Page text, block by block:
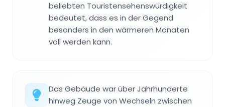
beliebten Touristensehenswürdigkeit
bedeutet, dass es in der Gegend
besonders in den wärmeren Monaten
voll werden kann.
Das Gebäude war über Jahrhunderte
hinweg Zeuge von Wechseln zwischen